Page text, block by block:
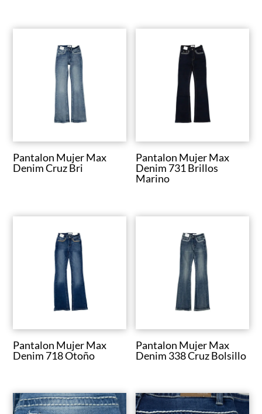
Pantalon Mujer Max
Denim Cruz Bri
Pantalon Mujer Max
Denim 731 Brillos
Marino
Pantalon Mujer Max
Denim 718 Otoño
Pantalon Mujer Max
Denim 338 Cruz Bolsillo